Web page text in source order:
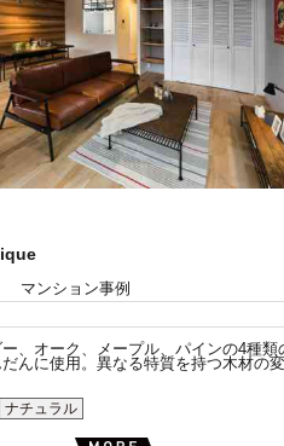
マンション事例
ー、オーク、メープル、パインの4種類
んに使用。異なる特質を持つ木材の変
ナチュラル